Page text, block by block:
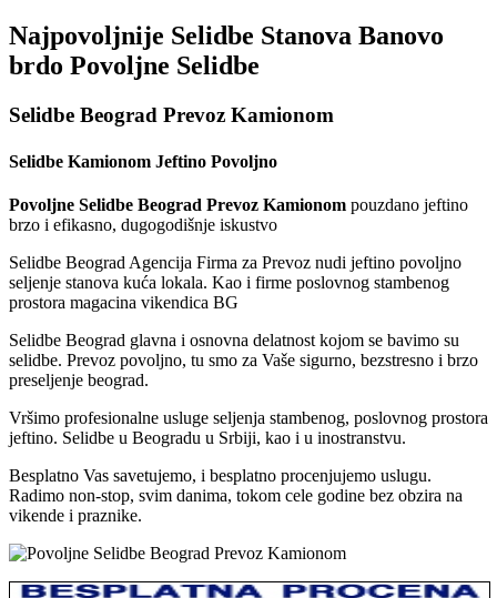
Najpovoljnije Selidbe Stanova Banovo
brdo Povoljne Selidbe
Selidbe Beograd Prevoz Kamionom
Selidbe Kamionom Jeftino Povoljno
Povoljne Selidbe Beograd Prevoz Kamionom pouzdano jeftino
brzo i efikasno, dugogodišnje iskustvo
Selidbe Beograd Agencija Firma za Prevoz nudi jeftino povoljno
seljenje stanova kuća lokala. Kao i firme poslovnog stambenog
prostora magacina vikendica BG
Selidbe Beograd glavna i osnovna delatnost kojom se bavimo su
selidbe. Prevoz povoljno, tu smo za Vaše sigurno, bezstresno i brzo
preseljenje beograd.
Vršimo profesionalne usluge seljenja stambenog, poslovnog prostora
jeftino. Selidbe u Beogradu u Srbiji, kao i u inostranstvu.
Besplatno Vas savetujemo, i besplatno procenjujemo uslugu.
Radimo non-stop, svim danima, tokom cele godine bez obzira na
vikende i praznike.